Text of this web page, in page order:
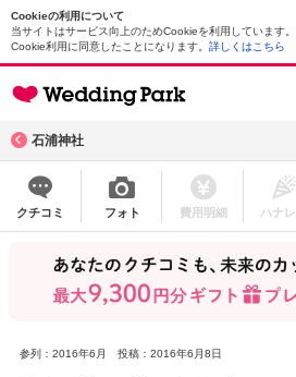
Cookieの利用について
当サイトはサービス向上のためCookieを利用しています
Cookie利用に同意したことになります。 詳しくはこちら
石浦神社
クチコミ フォト 費用明細 ハナ
参列：2016年6月 投稿：2016年6月8日